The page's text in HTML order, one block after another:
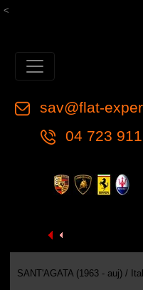
<
sav@flat-
04 723
SANT'AGATA (1963 - auj) /